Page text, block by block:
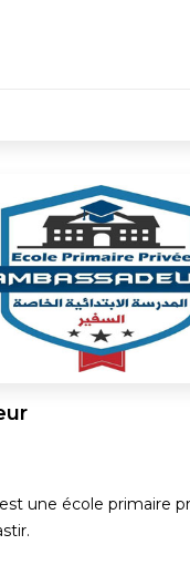
une école primaire